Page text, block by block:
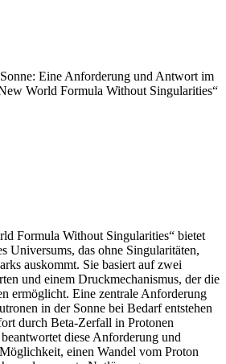
Eine Anforderung und Antwort im
World Formula Without Singularities“
Formula Without Singularities“ bietet
Universums, das ohne Singularitäten,
auskommt. Sie basiert auf zwei
und einem Druckmechanismus, der die
ermöglicht. Eine zentrale Anforderung
in der Sonne bei Bedarf entstehen
durch Beta-Zerfall in Protonen
diese Anforderung und
einen Wandel vom Proton